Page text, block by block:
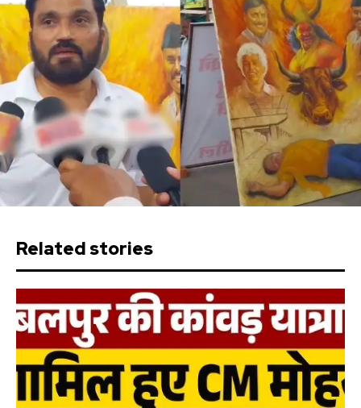
Related stories